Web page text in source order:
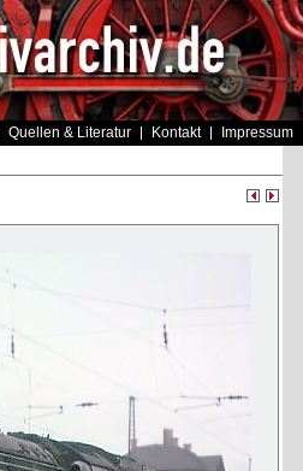
Quellen & Literatur Kontakt Impressum